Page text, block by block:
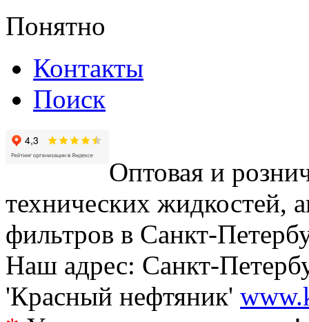
Понятно
Контакты
Поиск
Оптовая и
технических жидкостей,
фильтров в Санкт-
Наш адрес: Санкт-
'Красный нефтяник'